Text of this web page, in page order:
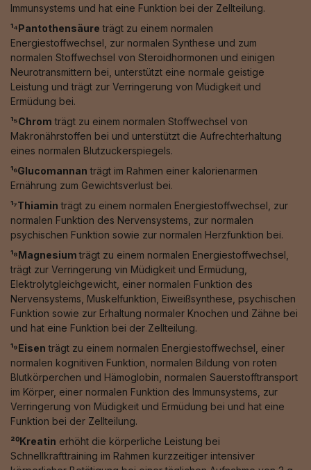
Immunsystems und hat eine Funktion bei der Zellteilung.
¹⁴Pantothensäure trägt zu einem normalen
Energiestoffwechsel, zur normalen Synthese und zum
normalen Stoffwechsel von Steroidhormonen und einigen
Neurotransmittern bei, unterstützt eine normale geistige
Leistung und trägt zur Verringerung von Müdigkeit und
Ermüdung bei.
¹⁵Chrom trägt zu einem normalen Stoffwechsel von
Makronährstoffen bei und unterstützt die Aufrechterhaltung
eines normalen Blutzuckerspiegels.
¹⁶Glucomannan trägt im Rahmen einer kalorienarmen
Ernährung zum Gewichtsverlust bei.
¹⁷Thiamin trägt zu einem normalen Energiestoffwechsel, zur
normalen Funktion des Nervensystems, zur normalen
psychischen Funktion sowie zur normalen Herzfunktion bei.
¹⁸Magnesiumträgt zu einem normalen Energiestoffwechsel,
trägt zur Verringerung vin Müdigkeit und Ermüdung,
Elektrolytgleichgewicht, einer normalen Funktion des
Nervensystems, Muskelfunktion, Eiweißsynthese, psychischen
Funktion sowie zur Erhaltung normaler Knochen und Zähne bei
und hat eine Funktion bei der Zellteilung.
¹⁹Eisen trägt zu einem normalen Energiestoffwechsel, einer
normalen kognitiven Funktion, normalen Bildung von roten
Blutkörperchen und Hämoglobin, normalen Sauerstofftransport
im Körper, einer normalen Funktion des Immunsystems, zur
Verringerung von Müdigkeit und Ermüdung bei und hat eine
Funktion bei der Zellteilung.
²⁰Kreatin erhöht die körperliche Leistung bei
Schnellkrafttraining im Rahmen kurzzeitiger intensiver